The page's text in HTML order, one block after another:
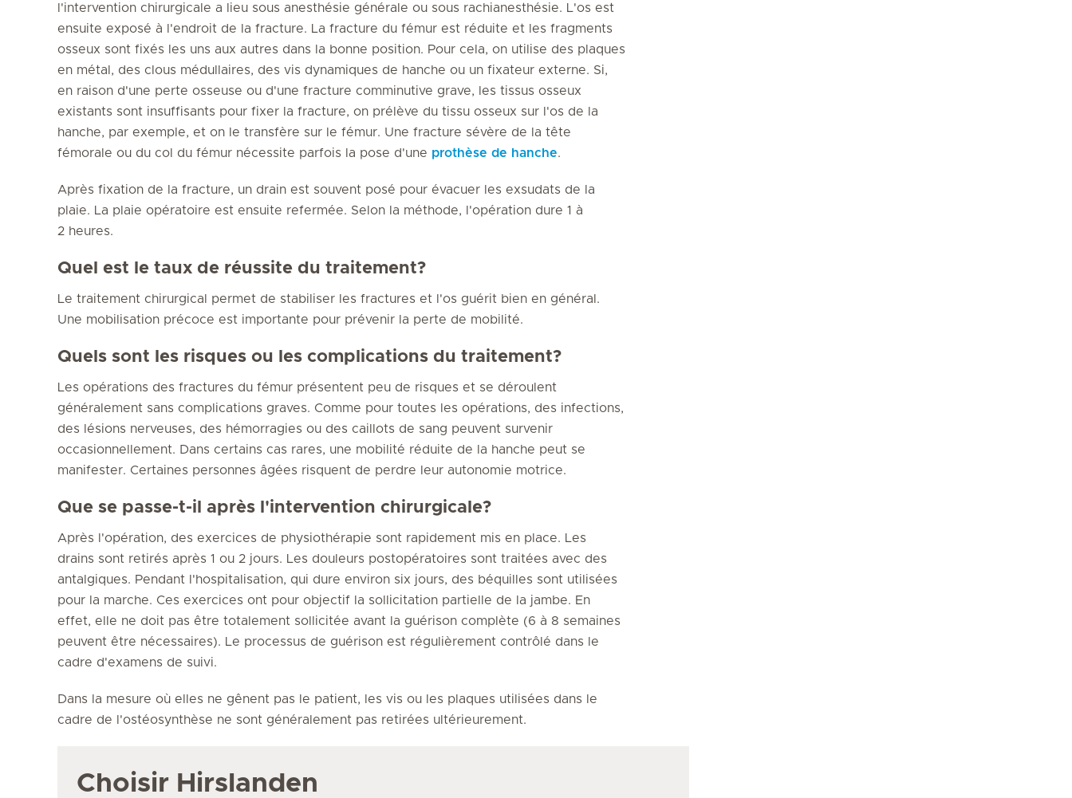
l'intervention chirurgicale a lieu sous anesthésie générale ou sous rachianesthésie. L'os est
ensuite exposé à l'endroit de la fracture. La fracture du fémur est réduite et les fragments
osseux sont fixés les uns aux autres dans la bonne position. Pour cela, on utilise des plaques
en métal, des clous médullaires, des vis dynamiques de hanche ou un fixateur externe. Si,
en raison d'une perte osseuse ou d'une fracture comminutive grave, les tissus osseux
existants sont insuffisants pour fixer la fracture, on prélève du tissu osseux sur l'os de la
hanche, par exemple, et on le transfère sur le fémur. Une fracture sévère de la tête
fémorale ou du col du fémur nécessite parfois la pose d'une prothèse de hanche.
Après fixation de la fracture, un drain est souvent posé pour évacuer les exsudats de la
plaie. La plaie opératoire est ensuite refermée. Selon la méthode, l'opération dure 1 à
2 heures.
Quel est le taux de réussite du traitement?
Le traitement chirurgical permet de stabiliser les fractures et l'os guérit bien en général.
Une mobilisation précoce est importante pour prévenir la perte de mobilité.
Quels sont les risques ou les complications du traitement?
Les opérations des fractures du fémur présentent peu de risques et se déroulent
généralement sans complications graves. Comme pour toutes les opérations, des infections,
des lésions nerveuses, des hémorragies ou des caillots de sang peuvent survenir
occasionnellement. Dans certains cas rares, une mobilité réduite de la hanche peut se
manifester. Certaines personnes âgées risquent de perdre leur autonomie motrice.
Que se passe-t-il après l'intervention chirurgicale?
Après l'opération, des exercices de physiothérapie sont rapidement mis en place. Les
drains sont retirés après 1 ou 2 jours. Les douleurs postopératoires sont traitées avec des
antalgiques. Pendant l'hospitalisation, qui dure environ six jours, des béquilles sont utilisées
pour la marche. Ces exercices ont pour objectif la sollicitation partielle de la jambe. En
effet, elle ne doit pas être totalement sollicitée avant la guérison complète (6 à 8 semaines
peuvent être nécessaires). Le processus de guérison est régulièrement contrôlé dans le
cadre d'examens de suivi.
Dans la mesure où elles ne gênent pas le patient, les vis ou les plaques utilisées dans le
cadre de l'ostéosynthèse ne sont généralement pas retirées ultérieurement.
Choisir Hirslanden